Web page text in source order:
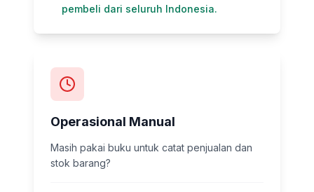
pembeli dari seluruh Indonesia.
Operasional Manual
Masih pakai buku untuk catat penjualan dan
stok barang?